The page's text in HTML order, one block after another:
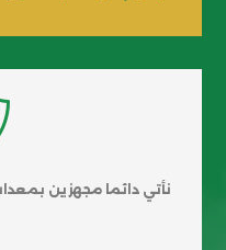
نأتي دائما مجهزين